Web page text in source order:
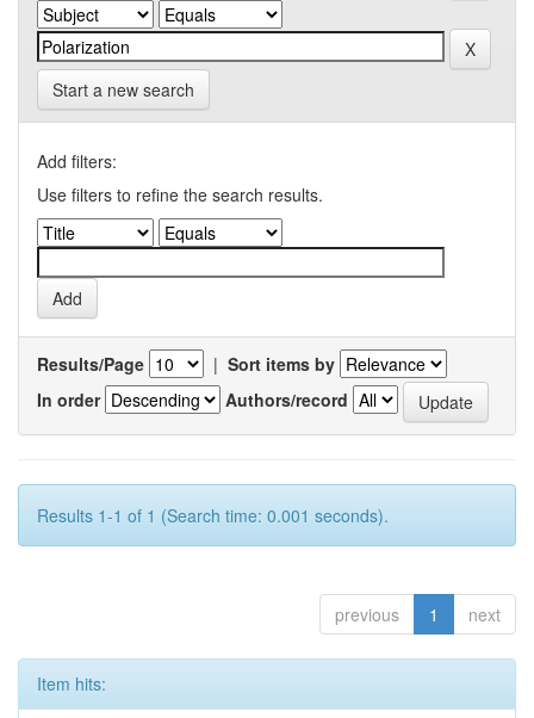
Start a new search
Add filters:
Use filters to refine the search results.
Results/Page | Sort items by
In order
Authors/record
Results 1-1 of 1 (Search time: 0.001 seconds).
previous 1 next
Item hits: